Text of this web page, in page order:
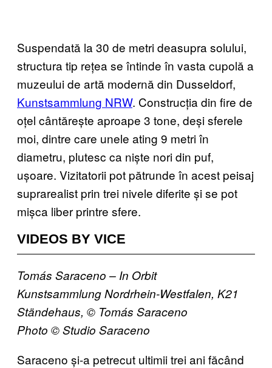
Suspendată la 30 de metri deasupra solului,
structura tip rețea se întinde în vasta cupolă a
muzeului de artă modernă din Dusseldorf,
Kunstsammlung NRW. Construcția din fire de
oțel cântărește aproape 3 tone, deși sferele
moi, dintre care unele ating 9 metri în
diametru, plutesc ca niște nori din puf,
ușoare. Vizitatorii pot pătrunde în acest peisaj
suprarealist prin trei nivele diferite și se pot
mișca liber printre sfere.
VIDEOS BY VICE
Tomás Saraceno – In Orbit
Kunstsammlung Nordrhein-Westfalen, K21
Ständehaus, © Tomás Saraceno
Photo © Studio Saraceno
Saraceno și-a petrecut ultimii trei ani făcând